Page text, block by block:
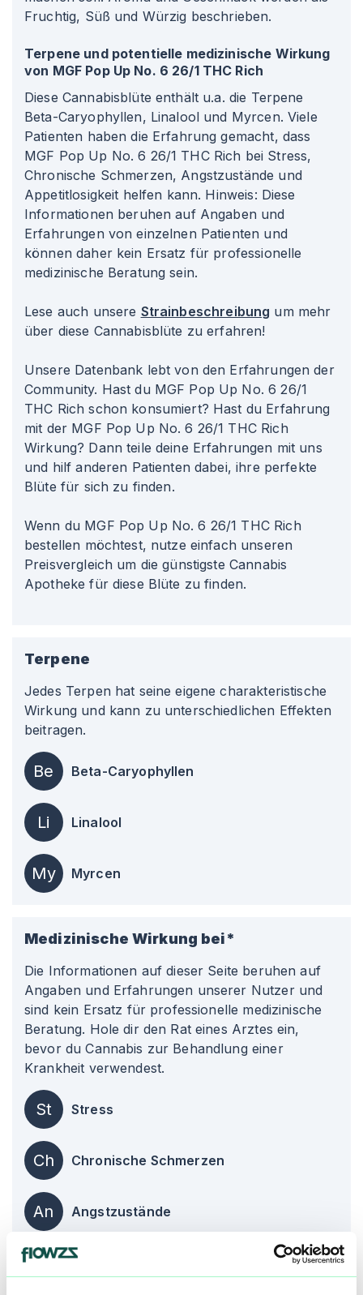
Fruchtig, Süß und Würzig beschrieben.
Terpene und potentielle medizinische Wirkung
von MGF Pop Up No. 6 26/1 THC Rich
Diese Cannabisblüte enthält u.a. die Terpene
Beta-Caryophyllen, Linalool und Myrcen. Viele
Patienten haben die Erfahrung gemacht, dass
MGF Pop Up No. 6 26/1 THC Rich bei Stress,
Chronische Schmerzen, Angstzustände und
Appetitlosigkeit helfen kann. Hinweis: Diese
Informationen beruhen auf Angaben und
Erfahrungen von einzelnen Patienten und
können daher kein Ersatz für professionelle
medizinische Beratung sein.
Lese auch unsere Strainbeschreibung um mehr
über diese Cannabisblüte zu erfahren!
Unsere Datenbank lebt von den Erfahrungen der
Community. Hast du MGF Pop Up No. 6 26/1
THC Rich schon konsumiert? Hast du Erfahrung
mit der MGF Pop Up No. 6 26/1 THC Rich
Wirkung? Dann teile deine Erfahrungen mit uns
und hilf anderen Patienten dabei, ihre perfekte
Blüte für sich zu finden.
Wenn du MGF Pop Up No. 6 26/1 THC Rich
bestellen möchtest, nutze einfach unseren
Preisvergleich um die günstigste Cannabis
Apotheke für diese Blüte zu finden.
Terpene
Jedes Terpen hat seine eigene charakteristische
Wirkung und kann zu unterschiedlichen Effekten
beitragen.
Be Beta-Caryophyllen
Li Linalool
My Myrcen
Medizinische Wirkung bei*
Die Informationen auf dieser Seite beruhen auf
Angaben und Erfahrungen unserer Nutzer und
sind kein Ersatz für professionelle medizinische
Beratung. Hole dir den Rat eines Arztes ein,
bevor du Cannabis zur Behandlung einer
Krankheit verwendest.
St Stress
Ch Chronische Schmerzen
An Angstzustände